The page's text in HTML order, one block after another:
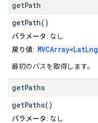
getPath
getPath()
パラメータ: なし
戻り値: MVCArray<LatLng
最初のパスを取得します。
getPaths
getPaths()
パラメータ: なし